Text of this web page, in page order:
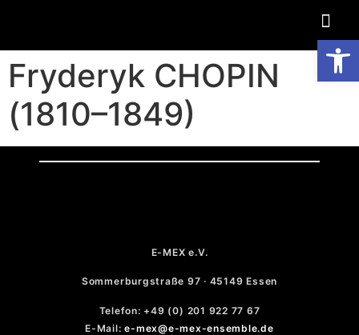
Fryderyk CHOPIN
(1810–1849)
E-MEX e.V.
Sommerburgstraße 97 · 45149 Essen
Telefon: +49 (0) 201 922 77 67
E-Mail:e-mex@e-mex-ensemble.de